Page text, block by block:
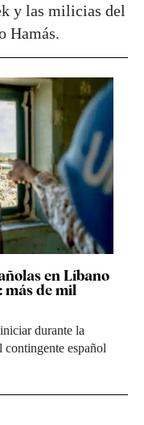
y las milicias del
Hamás.
en Líbano
más de mil
durante la
contingente español